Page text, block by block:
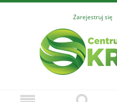
Zarejestruj się